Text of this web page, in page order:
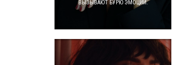
ВЫЗЫВАЮТ БУРЮ ЭМОЦИЙ.